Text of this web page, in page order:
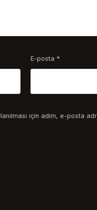
E-posta *
için adım, e-posta